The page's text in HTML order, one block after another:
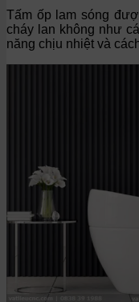
Tấm ốp lam sóng
cháy lan không như
năng chịu nhiệt và